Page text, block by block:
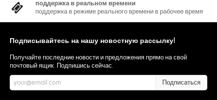
поддержка в реальном времени
поддержка в режиме реального времени в рабочее время
Подписывайтесь на нашу новостную рассылку!
Получайте последние новости и предложения прямо на свой
почтовый ящик. Подпишись сейчас.
Подписаться